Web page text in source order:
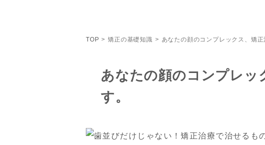
TOP 矯正の基礎知識 あなたの顔のコンプレックス、矯正
あなたの顔のコンプレッ
す。